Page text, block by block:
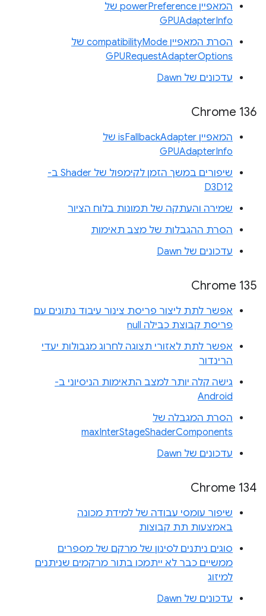
המאפיין powerPreference של
GPUAdapterInfo
הסרת המאפיין compatibilityMode של
GPURequestAdapterOptions
עדכונים של Dawn
Chrome 136
המאפיין isFallbackAdapter של
GPUAdapterInfo
שיפורים במשך הזמן לקימפול של Shader ב-
D3D12
שמירה והעתקה של תמונות בלוח הציור
הסרת ההגבלות של מצב תאימות
עדכונים של Dawn
Chrome 135
אפשר לתת ליצור פריסת צינור עיבוד נתונים עם
פריסת קבוצת כבילה null
אפשר לתת לאזורי תצוגה לחרוג מגבולות יעדי
הרינדור
גישה קלה יותר למצב התאימות הניסיוני ב-
Android
הסרת המגבלה של
maxInterStageShaderComponents
עדכונים של Dawn
Chrome 134
שיפור עומסי עבודה של למידת מכונה
באמצעות תת קבוצות
סוגים ניתנים לסינון של מרקם של מספרים
ממשיים כבר לא ייתמכו בתור מרקמים שניתנים
למיזוג
עדכונים של Dawn